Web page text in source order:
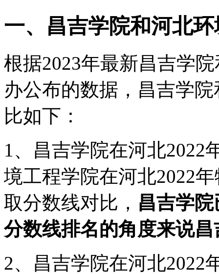
一、昌吉学院和河北
根据2023年最新昌吉学
办公布的数据，昌吉学
比如下：
1、昌吉学院在河北2022
境工程学院在河北2022
取分数线对比， 昌吉学
分数线排名的角度来说
2、昌吉学院在河北2022